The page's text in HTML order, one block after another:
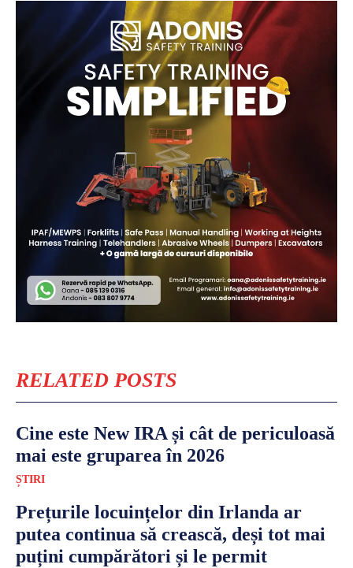
RELATED POSTS
Cine este New IRA și cât de periculoasă
mai este gruparea în 2026
ȘTIRI
Prețurile locuințelor din Irlanda ar
putea continua să crească, deși tot mai
puțini cumpărători și le permit